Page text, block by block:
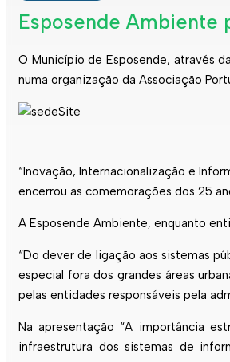
Esposende Ambiente
O Município de Esposende, através
numa organização da Associação
“Inovação, Internacionalização e
encerrou as comemorações dos 25
A Esposende Ambiente, enquanto
“Do dever de ligação aos sistemas
especial fora dos grandes áreas
pelas entidades responsáveis pela
Na apresentação “A importância
infraestrutura dos sistemas de